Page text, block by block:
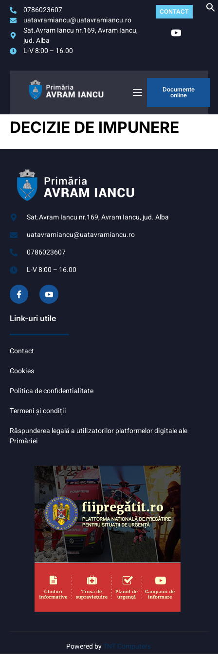
0786023607
uatavramiancu@uatavramiancu.ro
Sat.Avram Iancu nr.169, Avram Iancu,
jud. Alba
L-V 8:00 – 16.00
CONTACT
Documente
online
DECIZIE DE IMPUNERE
Sat.Avram Iancu nr.169, Avram Iancu, jud. Alba
uatavramiancu@uatavramiancu.ro
0786023607
L-V 8:00 – 16.00
Link-uri utile
Contact
Cookies
Politica de confidentialitate
Termeni și condiții
Răspunderea legală a utilizatorilor platformelor digitale ale
Primăriei
Powered byTNT Computers